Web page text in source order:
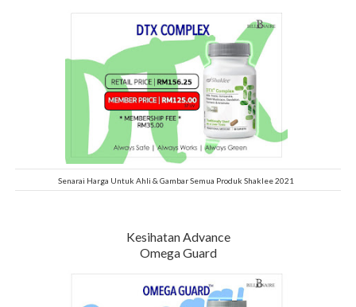
Senarai Harga Untuk Ahli & Gambar Semua Produk Shaklee 2021
Kesihatan Advance
Omega Guard